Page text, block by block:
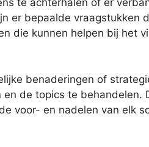
te achterhalen of er
er bepaalde vraagstukken
die kunnen helpen bij het
benaderingen of
de topics te behandelen.
voor- en nadelen van elk